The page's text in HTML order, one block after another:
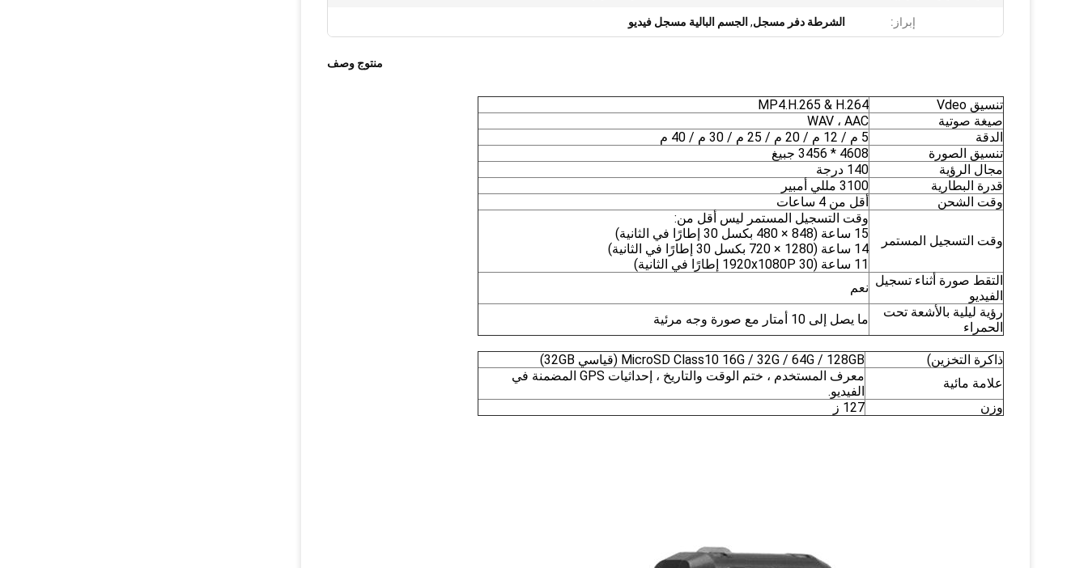
إبراز: الشرطة دفر مسجل, الجسم البالية مسجل فيديو
منتوج وصف
تنسيق Vdeo
MP4.H.265 & H.264
صيغة صوتية
WAV ، AAC
الدقة
5 م / 12 م / 20 م / 25 م / 30 م / 40 م
تنسيق الصورة
4608 * 3456 جبيغ
مجال الرؤية
140 درجة
قدرة البطارية
3100 مللي أمبير
وقت الشحن
أقل من 4 ساعات
وقت التسجيل المستمر
وقت التسجيل المستمر ليس أقل من:
15 ساعة (848 × 480 بكسل 30 إطارًا في الثانية)
14 ساعة (1280 × 720 بكسل 30 إطارًا في الثانية)
11 ساعة (1920x1080P 30 إطارًا في الثانية)
التقط صورة أثناء تسجيل
الفيديو
نعم
رؤية ليلية بالأشعة تحت
الحمراء
ما يصل إلى 10 أمتار مع صورة وجه مرئية
ذاكرة التخزين)
MicroSD Class10 16G / 32G / 64G / 128GB (قياسي 32GB)
علامة مائية
معرف المستخدم ، ختم الوقت والتاريخ ، إحداثيات GPS المضمنة في
الفيديو.
وزن
127 ز